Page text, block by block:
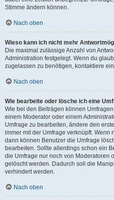
Stimme ändern können.
Nach oben
Wieso kann ich nicht mehr
Die maximal zulässige Anzahl von
Administration festgelegt. Wenn du
zugelassen zu benötigen, kontaktiere
Nach oben
Wie bearbeite oder lösche ich eine
Wie bei den Beiträgen können
einem Moderator oder einem
Umfrage zu bearbeiten, ändere den
immer mit der Umfrage verknüpft.
dann können Benutzer die Umfrage
bearbeiten. Sollte allerdings schon ein
die Umfrage nur noch von Moderatoren
gelöscht werden. Dadurch soll die
verhindert werden.
Nach oben